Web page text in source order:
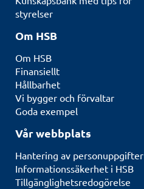
styrelser
Om HSB
Om HSB
Finansiellt
Hållbarhet
Vi bygger och förvaltar
Goda exempel
Vår webbplats
Hantering av personuppgifter
Informationssäkerhet i HSB
Tillgänglighetsredogörelse